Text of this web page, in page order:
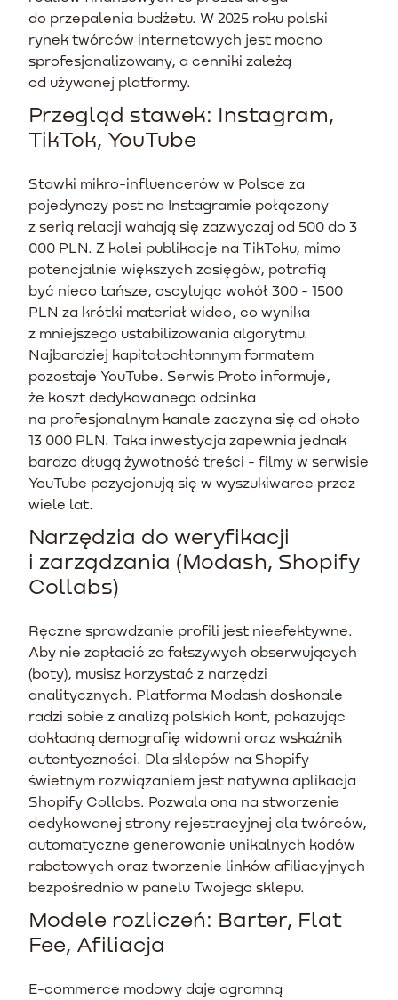
do przepalenia budżetu. W 2025 roku polski
rynek twórców internetowych jest mocno
sprofesjonalizowany, a cenniki zależą
od używanej platformy.
Przegląd stawek: Instagram,
TikTok, YouTube
Stawki mikro-influencerów w Polsce za
pojedynczy post na Instagramie połączony
z serią relacji wahają się zazwyczaj od 500 do 3
000 PLN. Z kolei publikacje na TikToku, mimo
potencjalnie większych zasięgów, potrafią
być nieco tańsze, oscylując wokół 300 - 1500
PLN za krótki materiał wideo, co wynika
z mniejszego ustabilizowania algorytmu.
Najbardziej kapitałochłonnym formatem
pozostaje YouTube. Serwis Proto informuje,
że koszt dedykowanego odcinka
na profesjonalnym kanale zaczyna się od około
13 000 PLN. Taka inwestycja zapewnia jednak
bardzo długą żywotność treści - filmy w serwisie
YouTube pozycjonują się w wyszukiwarce przez
wiele lat.
Narzędzia do weryfikacji
i zarządzania (Modash, Shopify
Collabs)
Ręczne sprawdzanie profili jest nieefektywne.
Aby nie zapłacić za fałszywych obserwujących
(boty), musisz korzystać z narzędzi
analitycznych. Platforma Modash doskonale
radzi sobie z analizą polskich kont, pokazując
dokładną demografię widowni oraz wskaźnik
autentyczności. Dla sklepów na Shopify
świetnym rozwiązaniem jest natywna aplikacja
Shopify Collabs. Pozwala ona na stworzenie
dedykowanej strony rejestracyjnej dla twórców,
automatyczne generowanie unikalnych kodów
rabatowych oraz tworzenie linków afiliacyjnych
bezpośrednio w panelu Twojego sklepu.
Modele rozliczeń: Barter, Flat
Fee, Afiliacja
E-commerce modowy daje ogromną